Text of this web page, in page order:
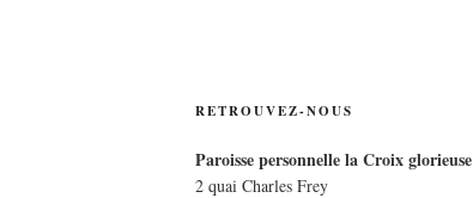
RETROUVEZ-NOUS
Paroisse personnelle la Croix glorieuse
2 quai Charles Frey